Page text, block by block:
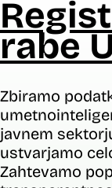
rabe
Zbiramo
javnem
ustvarjamo
Zahtevamo